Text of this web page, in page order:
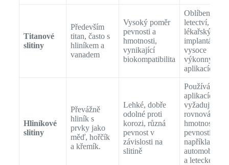
Titanové
slitiny
Především
titan, často s
hliníkem a
vanadem
Vysoký poměr
pevnosti a
hmotnosti,
vynikající
biokompatibilita
Oblíbené v
letectví,
lékařských
implantátech
vysoce
výkonných
aplikacích.
Hliníkové
slitiny
Převážně
hliník s
prvky jako
měď, hořčík
a křemík.
Lehké, dobře
odolné proti
korozi, různá
pevnost v
závislosti na
slitině
Používá se v
aplikacích
vyžadujících
rovnováhu
hmotností a
pevností,
například v
a leteckém